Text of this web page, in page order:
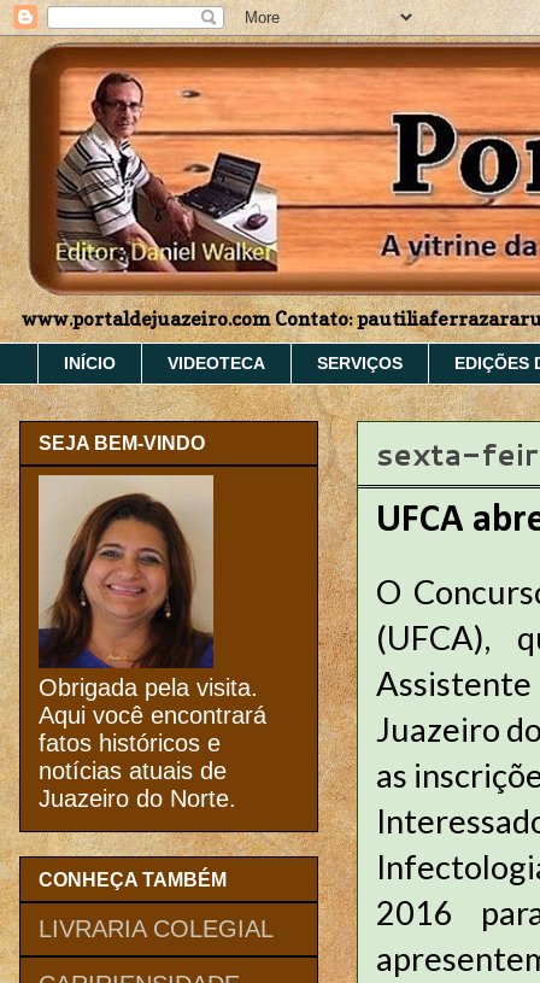
www.portaldejuazeiro.com Contato:
INÍCIO VIDEOTECA SERVIÇOS EDIÇÕES
sexta-
UFCA
O
(UFCA),
Juazeiro
as
2016
SEJA BEM-VINDO
Obrigada pela visita.
Aqui você encontrará
fatos históricos e
notícias atuais de
Juazeiro do Norte.
CONHEÇA TAMBÉM
LIVRARIA COLEGIAL